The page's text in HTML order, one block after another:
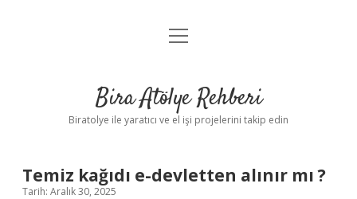
Anasayfa
Yasal Uyarı
menüyü
Bira Atölye Rehberi
Biratolye ile yaratıcı ve el işi projelerini takip edin
Temiz kağıdı e-devletten alınır mı ?
Tarih: Aralık 30, 2025